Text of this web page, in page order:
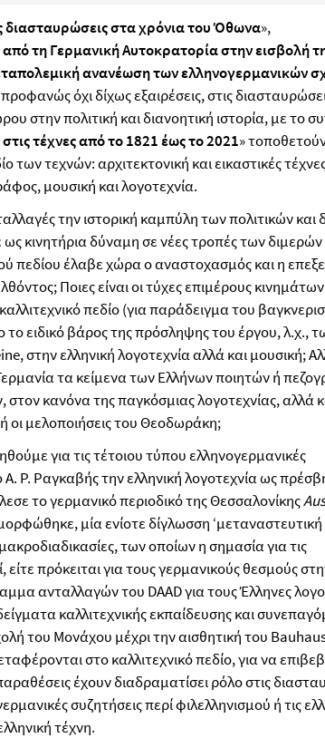
διασταυρώσεις στα χρόνια του Όθωνα»,
τη Γερμανική Αυτοκρατορία στην εισβολή
ανανέωση των ελληνογερμανικών
όχι δίχως εξαιρέσεις, στις
στην πολιτική και διανοητική ιστορία, με το
τέχνες από το 1821 έως το 2021»
των τεχνών: αρχιτεκτονική και εικαστικές
μουσική και λογοτεχνία.
την ιστορική καμπύλη των πολιτικών και
κινητήρια δύναμη σε νέες τροπές των
πεδίου έλαβε χώρα ο αναστοχασμός και η
Ποιες είναι οι τύχες επιμέρους
πεδίο (για παράδειγμα του
ειδικό βάρος της πρόσληψης του έργου, λ.χ.,
στην ελληνική λογοτεχνία αλλά και μουσική;
τα κείμενα των Ελλήνων ποιητών ή
κανόνα της παγκόσμιας λογοτεχνίας, αλλά
οι μελοποιήσεις του Θεοδωράκη;
για τις τέτοιου τύπου ελληνογερμανικές
Ρ. Ραγκαβής την ελληνική λογοτεχνία ως
το γερμανικό περιοδικό της Θεσσαλονίκης
μία ενίοτε δίγλωσση ‘μεταναστευτική
των οποίων η σημασία για τις
πρόκειται για τους γερμανικούς θεσμούς
ανταλλαγών του DAAD για τους Έλληνες
καλλιτεχνικής εκπαίδευσης και
του Μονάχου μέχρι την αισθητική του
στο καλλιτεχνικό πεδίο, για να
έχουν διαδραματίσει ρόλο στις
συζητήσεις περί φιλελληνισμού ή τις
τέχνη.